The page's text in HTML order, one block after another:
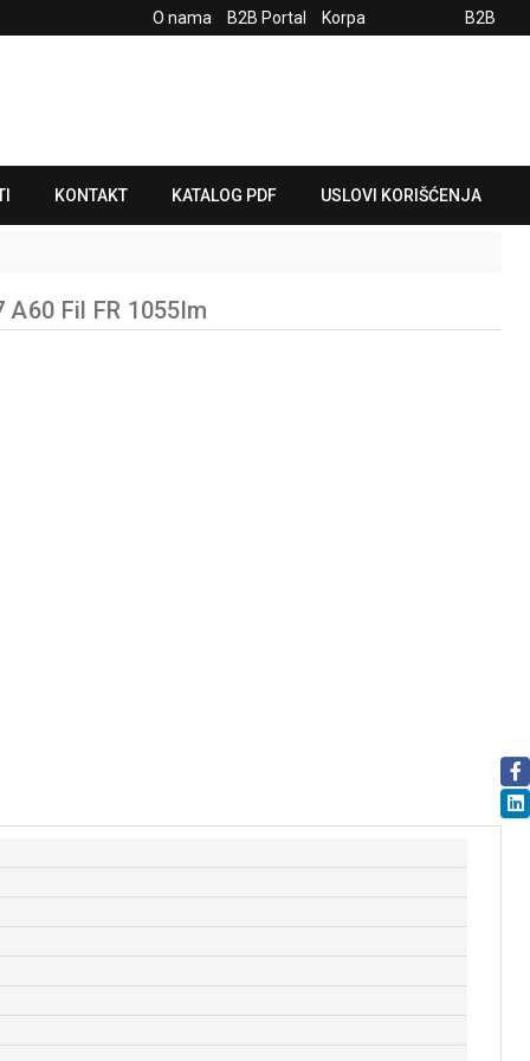
O nama B2B Portal Korpa B2B
KONTAKT KATALOG PDF USLOVI KORIŠĆENJA
A60 Fil FR 1055lm